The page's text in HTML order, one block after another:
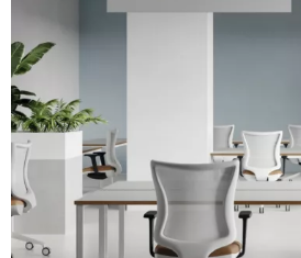
A 34F
A 38F
A 36F
A 27F
A 26F